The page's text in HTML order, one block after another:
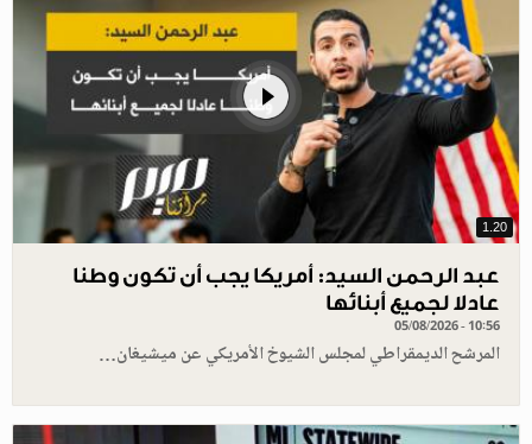
1.20
عبد الرحمن السيد: أمريكا يجب أن تكون وطنا
عادلا لجميع أبنائها
05/08/2026 - 10:56
المرشح الديمقراطي لمجلس الشيوخ الأمريكي عن ميشيغان…